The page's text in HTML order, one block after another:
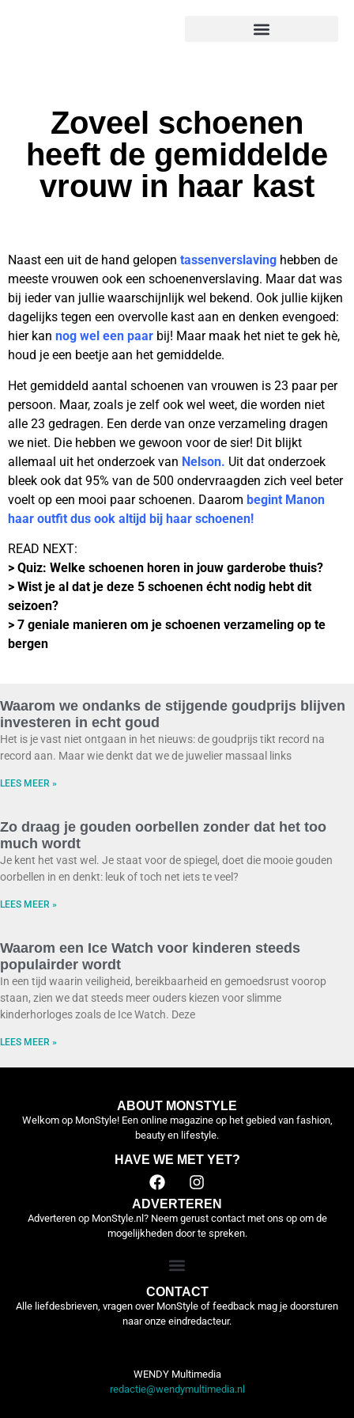
Zoveel schoenen
heeft de gemiddelde
vrouw in haar kast
Naast een uit de hand gelopen tassenverslaving hebben de
meeste vrouwen ook een schoenenverslaving. Maar dat was
bij ieder van jullie waarschijnlijk wel bekend. Ook jullie kijken
dagelijks tegen een overvolle kast aan en denken evengoed:
hier kan nog wel een paar bij! Maar maak het niet te gek hè,
houd je een beetje aan het gemiddelde.
Het gemiddeld aantal schoenen van vrouwen is 23 paar per
persoon. Maar, zoals je zelf ook wel weet, die worden niet
alle 23 gedragen. Een derde van onze verzameling dragen
we niet. Die hebben we gewoon voor de sier! Dit blijkt
allemaal uit het onderzoek van Nelson. Uit dat onderzoek
bleek ook dat 95% van de 500 ondervraagden zich veel beter
voelt op een mooi paar schoenen. Daarom begint Manon
haar outfit dus ook altijd bij haar schoenen!
READ NEXT:
> Quiz: Welke schoenen horen in jouw garderobe thuis?
> Wist je al dat je deze 5 schoenen écht nodig hebt dit
seizoen?
> 7 geniale manieren om je schoenen verzameling op te
bergen
Waarom we ondanks de stijgende goudprijs blijven
investeren in echt goud
Het is je vast niet ontgaan in het nieuws: de goudprijs tikt record na
record aan. Maar wie denkt dat we de juwelier massaal links
LEES MEER »
Zo draag je gouden oorbellen zonder dat het too
much wordt
Je kent het vast wel. Je staat voor de spiegel, doet die mooie gouden
oorbellen in en denkt: leuk of toch net iets te veel?
LEES MEER »
Waarom een Ice Watch voor kinderen steeds
populairder wordt
In een tijd waarin veiligheid, bereikbaarheid en gemoedsrust voorop
staan, zien we dat steeds meer ouders kiezen voor slimme
kinderhorloges zoals de Ice Watch. Deze
LEES MEER »
ABOUT MONSTYLE
Welkom op MonStyle! Een online magazine op het gebied van fashion,
beauty en lifestyle.
HAVE WE MET YET?
ADVERTEREN
Adverteren op MonStyle.nl? Neem gerust contact met ons op om de
mogelijkheden door te spreken.
CONTACT
Alle liefdesbrieven, vragen over MonStyle of feedback mag je doorsturen
naar onze eindredacteur.
WENDY Multimedia
redactie@wendymultimedia.nl